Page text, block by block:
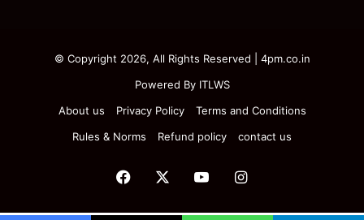
© Copyright 2026, All Rights Reserved | 4pm.co.in
Powered By ITLWS
About us
Privacy Policy
Terms and Conditions
Rules & Norms
Refund policy contact us
Facebook YouTubeInstagram